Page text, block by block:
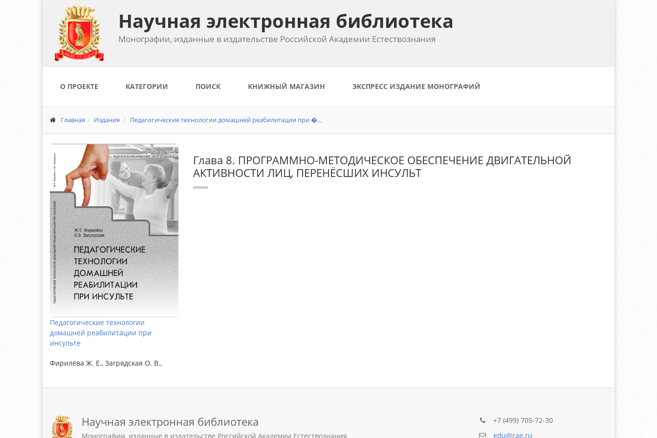
Научная электронная библиотека
Монографии, изданные в издательстве Российской Академии Естествознания
О ПРОЕКТЕ КАТЕГОРИИ ПОИСК КНИЖНЫЙ МАГАЗИН ЭКСПРЕСС ИЗДАНИЕ МОНОГРАФИЙ
Главная Издания Педагогические технологии домашней реабилитации при �...
Педагогические технологии
домашней реабилитации при
инсульте
Фирилёва Ж. Е., Загрядская О. В.,
Глава 8. ПРОГРАММНО-МЕТОДИЧЕСКОЕ ОБЕСПЕЧЕНИЕ ДВИГАТЕЛЬНОЙ
АКТИВНОСТИ ЛИЦ, ПЕРЕНЁСШИХ ИНСУЛЬТ
Научная электронная библиотека
Монографии, изданные в издательстве Российской Академии Естествознания
+7 (499) 705-72-30
edu@rae.ru